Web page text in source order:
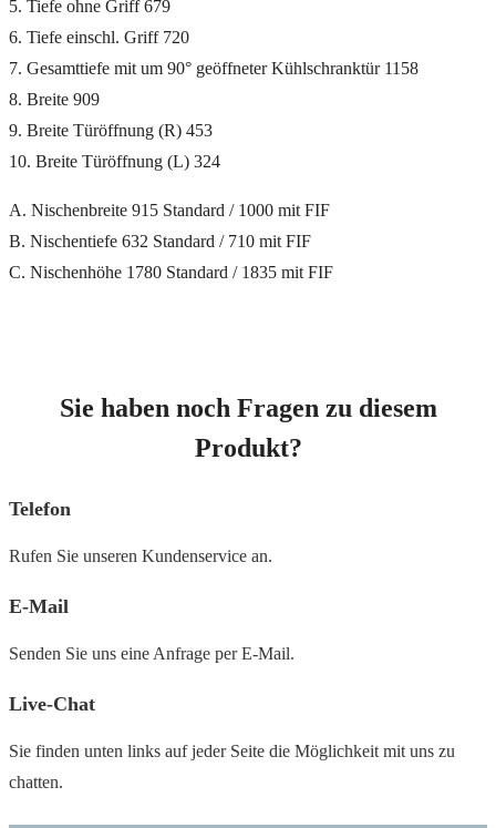
5. Tiefe ohne Griff 679
6. Tiefe einschl. Griff 720
7. Gesamttiefe mit um 90° geöffneter Kühlschranktür 1158
8. Breite 909
9. Breite Türöffnung (R) 453
10. Breite Türöffnung (L) 324
A. Nischenbreite 915 Standard / 1000 mit FIF
B. Nischentiefe 632 Standard / 710 mit FIF
C. Nischenhöhe 1780 Standard / 1835 mit FIF
Sie haben noch Fragen zu diesem
Produkt?
Telefon
Rufen Sie unseren Kundenservice an.
E-Mail
Senden Sie uns eine Anfrage per E-Mail.
Live-Chat
Sie finden unten links auf jeder Seite die Möglichkeit mit uns zu
chatten.